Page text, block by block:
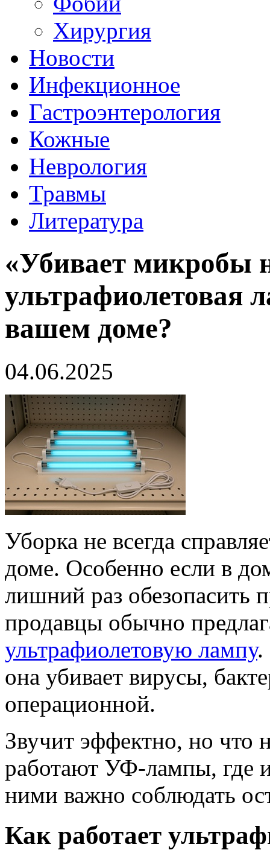
Хирургия
Новости
Инфекционное
Гастроэнтерология
Кожные
Неврология
Травмы
Литература
«Убивает микробы
ультрафиолетовая
вашем доме?
04.06.2025
Уборка не всегда
доме. Особенно если в
лишний раз обезопасить
продавцы обычно
ультрафиолетовую лампу.
она убивает вирусы,
операционной.
Звучит эффектно, но что
работают УФ-лампы, где
ними важно соблюдать
Как работает